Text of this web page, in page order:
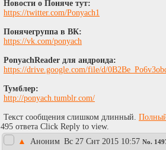
Новости о Поняче тут:
https://twitter.com/Ponyach1
Понячегруппа в ВК:
https://vk.com/ponyach
PonyachReader для андроида:
https://drive.google.com/file/d/
Тумблер:
http://ponyach.tumblr.com/
Текст сообщения слишком длинный.
495 ответа Click Reply to view.
▲
Аноним Вc 27 Снт 2015 10:57 No.